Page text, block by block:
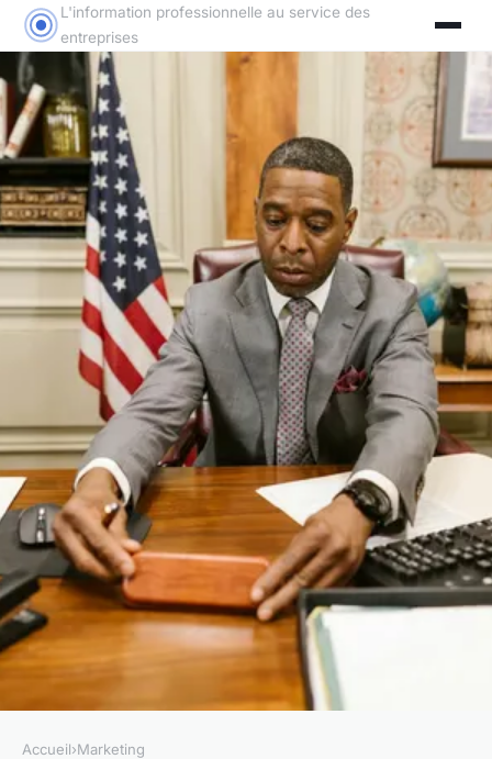
L'information professionnelle au service des
entreprises
Accueil›Marketing